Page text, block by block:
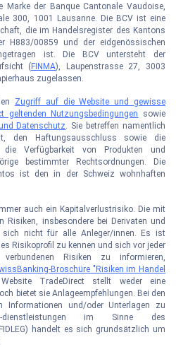
Marke der Banque Cantonale Vaudoise,
300, 1001 Lausanne. Die BCV ist eine
die im Handelsregister des Kantons
H883/00859 und der eidgenössischen
ist. Die BCV untersteht der
(FINMA), Laupenstrasse 27, 3003
zugelassen.
Zugriff auf die Website und gewisse
geltenden Nutzungsbedingungen
sowie
Datenschutz. Sie betreffen namentlich
den Haftungsausschluss sowie die
Verfügbarkeit von Produkten und
bestimmter Rechtsordnungen. Die
ist den in der Schweiz wohnhaften
auch ein Kapitalverlustrisiko. Die mit
Risiken, insbesondere bei Derivaten und
sich nicht für alle Anleger/innen. Es ist
Risikoprofil zu kennen und sich vor jeder
Risiken zu informieren,
Broschüre "Risiken im Handel
TradeDirect stellt weder eine
bietet sie Anlageempfehlungen. Bei den
Informationen und/oder Unterlagen zu
dienstleistungen im Sinne des
handelt es sich grundsätzlich um